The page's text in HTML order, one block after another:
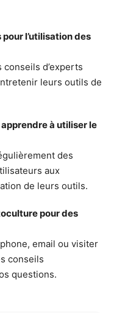
l’utilisation des
d’experts
leurs outils de
à utiliser le
des
aux
de leurs outils.
pour des
email ou visiter
conseils
questions.